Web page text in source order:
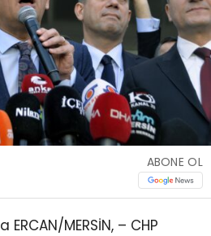
ABONE OL
MERSİN, – CHP